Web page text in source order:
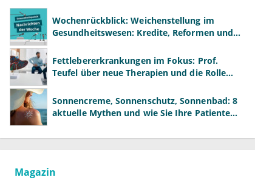
Wochenrückblick: Weichenstellung im
Gesundheitswesen: Kredite, Reformen und
Fettlebererkrankungen im Fokus: Prof.
Teufel über neue Therapien und die Rolle
Sonnencreme, Sonnenschutz, Sonnenbad: 8
aktuelle Mythen und wie Sie Ihre Patienten
Magazin